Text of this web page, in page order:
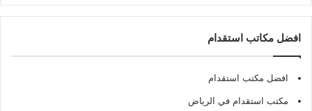
افضل مكاتب استقدام
افضل مكتب استقدام
مكتب استقدام في الرياض